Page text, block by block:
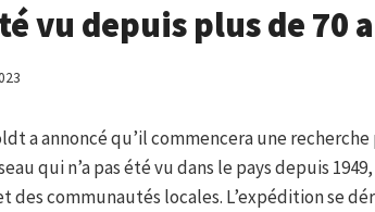
vu depuis plus de 70
a annoncé qu’il commencera une recherche
qui n’a pas été vu dans le pays depuis
des communautés locales. L’expédition se